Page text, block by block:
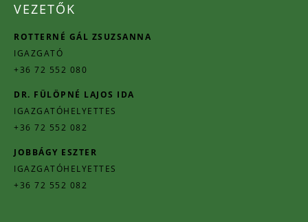
VEZETŐK
ROTTERNÉ GÁL ZSUZSANNA
IGAZGATÓ
+36 72 552 080
DR. FÜLÖPNÉ LAJOS IDA
IGAZGATÓHELYETTES
+36 72 552 082
JOBBÁGY ESZTER
IGAZGATÓHELYETTES
+36 72 552 082